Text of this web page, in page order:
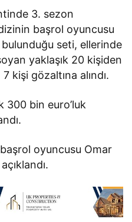
3. sezon
başrol oyuncusu
bulunduğu seti, ellerinde
yaklaşık 20 kişiden
kişi gözaltına alındı.
300 bin euro’luk
oyuncusu Omar